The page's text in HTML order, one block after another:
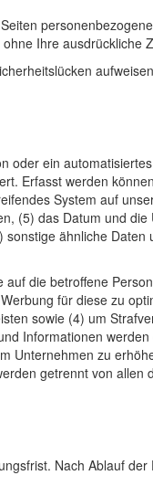
Ihre ausdrückliche
oder ein
Erfasst werden
System auf
(5) das Datum und
ähnliche
die betroffene
für diese zu
sowie (4) um
Informationen
Unternehmen zu
getrennt von allen
Nach Ablauf